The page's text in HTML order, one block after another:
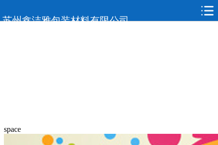
苏州鑫洁雅包装材料有限公司
space